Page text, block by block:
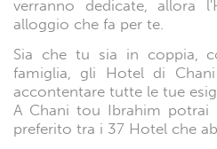
verranno dedicate, allora
alloggio che fa per te.
Sia che tu sia in coppia,
famiglia, gli Hotel di
accontentare tutte le tue
A Chani tou Ibrahim potrai
preferito tra i 37 Hotel che